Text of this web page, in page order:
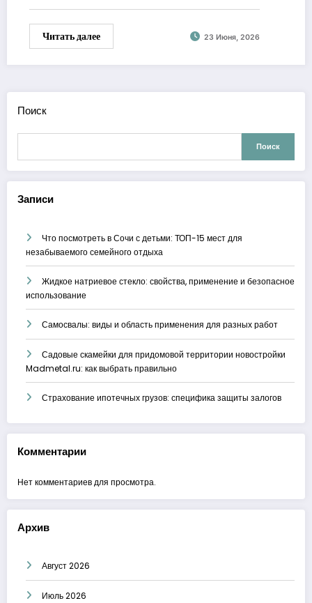
Читать далее 23 Июня, 2026
Поиск
Поиск
Записи
Что посмотреть в Сочи с детьми: ТОП-15 мест для
незабываемого семейного отдыха
Жидкое натриевое стекло: свойства, применение и безопасное
использование
Самосвалы: виды и область применения для разных работ
Садовые скамейки для придомовой территории новостройки
Madmetal.ru: как выбрать правильно
Страхование ипотечных грузов: специфика защиты залогов
Комментарии
Нет комментариев для просмотра.
Архив
Август 2026
Июль 2026